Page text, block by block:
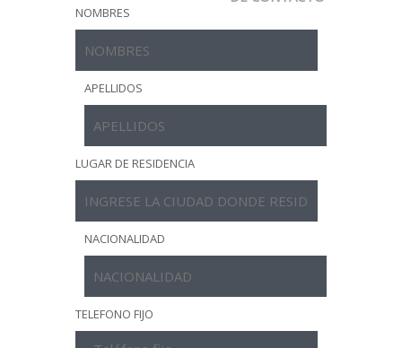
NOMBRES
APELLIDOS
LUGAR DE RESIDENCIA
NACIONALIDAD
TELEFONO FIJO